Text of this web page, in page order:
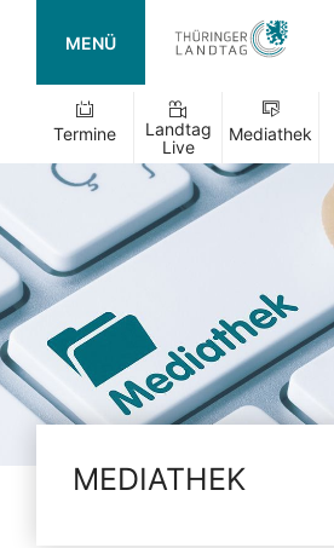
MENÜ
Termine
Landtag
Live
Mediathek
MEDIATHEK